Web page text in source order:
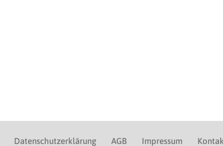
Datenschutzerklärung AGB Impressum